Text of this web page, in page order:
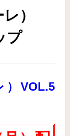
）
プ
）VOL.5